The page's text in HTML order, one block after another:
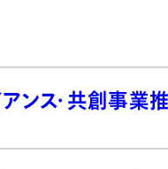
ンス・共創事業